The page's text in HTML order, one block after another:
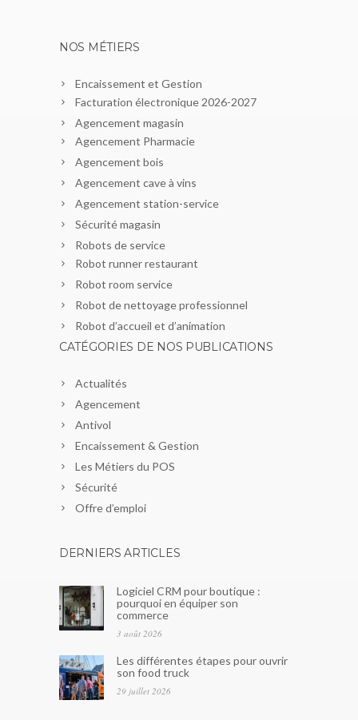
NOS MÉTIERS
Encaissement et Gestion
Facturation électronique 2026-2027
Agencement magasin
Agencement Pharmacie
Agencement bois
Agencement cave à vins
Agencement station-service
Sécurité magasin
Robots de service
Robot runner restaurant
Robot room service
Robot de nettoyage professionnel
Robot d’accueil et d’animation
CATÉGORIES DE NOS PUBLICATIONS
Actualités
Agencement
Antivol
Encaissement & Gestion
Les Métiers du POS
Sécurité
Offre d’emploi
DERNIERS ARTICLES
Logiciel CRM pour boutique :
pourquoi en équiper son
commerce
3 août 2026
Les différentes étapes pour ouvrir
son food truck
29 juillet 2026